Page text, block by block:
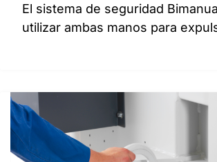
El sistema de seguridad
utilizar ambas manos para